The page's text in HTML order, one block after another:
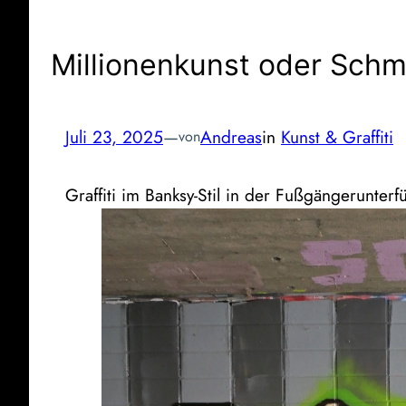
Millionenkunst oder
Juli 23, 2025—vonAndreasin Kunst & Graffiti
Graffiti im Banksy-Stil in der